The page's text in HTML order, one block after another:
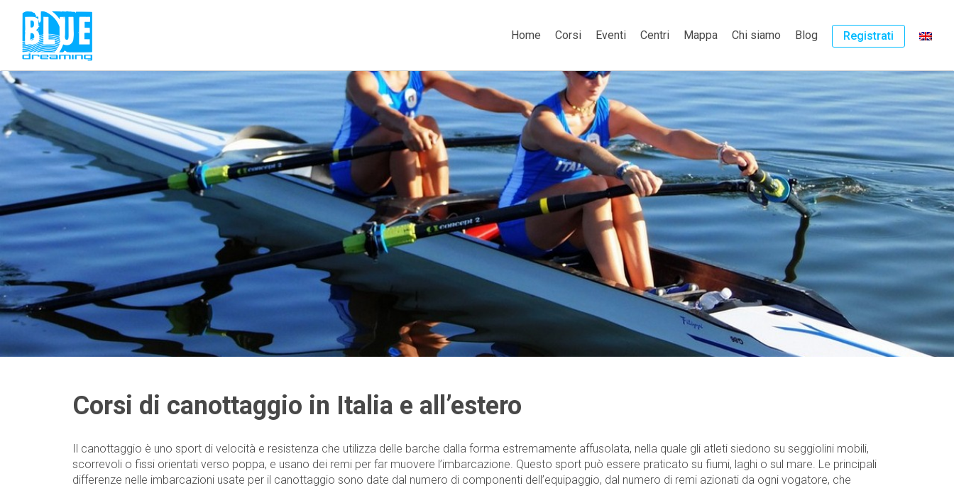
Home Corsi Eventi Centri Mappa Chi siamo Blog Registrati
Corsi di canottaggio in Italia e all’estero
Il canottaggio è uno sport di velocità e resistenza che utilizza delle barche dalla forma estremamente affusolata, nella quale gli atleti siedono su seggiolini mobili,
scorrevoli o fissi orientati verso poppa, e usano dei remi per far muovere l’imbarcazione. Questo sport può essere praticato su fiumi, laghi o sul mare. Le principali
differenze nelle imbarcazioni usate per il canottaggio sono date dal numero di componenti dell’equipaggio, dal numero di remi azionati da ogni vogatore, che